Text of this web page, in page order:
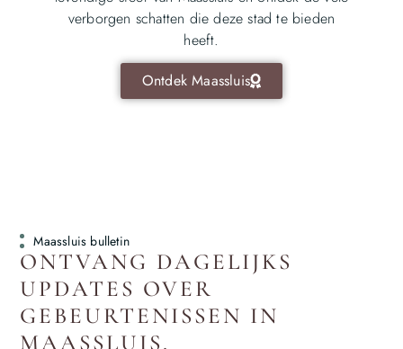
verborgen schatten die deze stad te bieden
heeft.
Ontdek Maassluis
Maassluis bulletin
ONTVANG DAGELIJKS
UPDATES OVER
GEBEURTENISSEN IN
MAASSLUIS.